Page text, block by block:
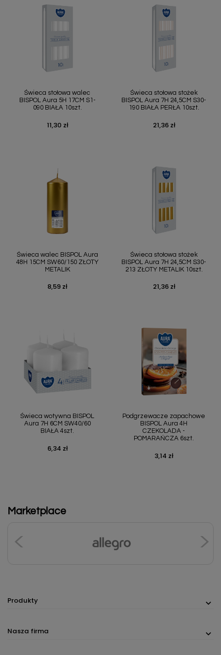
Świeca stołowa walec
BISPOL Aura 5H 17CM S1-
090 BIAŁA 10szt.
Cena
11,30 zł
Świeca stołowa stożek
BISPOL Aura 7H 24,5CM S30-
190 BIAŁA PERŁA 10szt.
Cena
21,36 zł
Świeca walec BISPOL Aura
48H 15CM SW60/150 ZŁOTY
METALIK
Cena
8,59 zł
Świeca stołowa stożek
BISPOL Aura 7H 24,5CM S30-
213 ZŁOTY METALIK 10szt.
Cena
21,36 zł
Świeca wotywna BISPOL
Aura 7H 6CM SW40/60
BIAŁA 4szt.
Cena
6,34 zł
Podgrzewacze zapachowe
BISPOL Aura 4H
CZEKOLADA -
POMARAŃCZA 6szt.
Cena
3,14 zł
Marketplace
Produkty
Nasza firma